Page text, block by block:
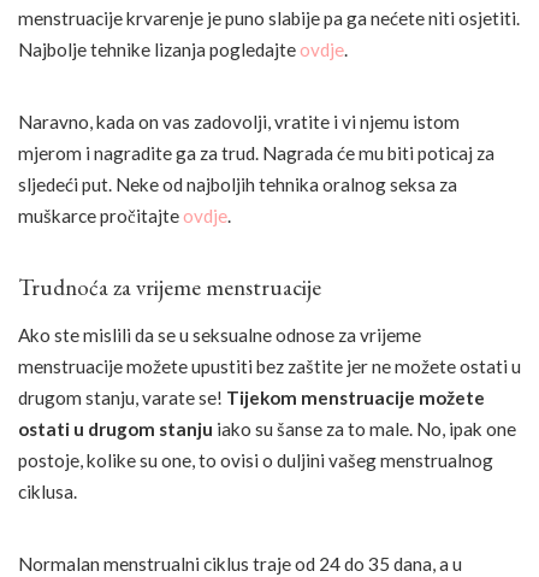
menstruacije krvarenje je puno slabije pa ga nećete niti osjetiti.
Najbolje tehnike lizanja pogledajteovdje.
Naravno, kada on vas zadovolji, vratite i vi njemu istom
mjerom i nagradite ga za trud. Nagrada će mu biti poticaj za
sljedeći put. Neke od najboljih tehnika oralnog seksa za
muškarce pročitajteovdje.
Trudnoća za vrijeme menstruacije
Ako ste mislili da se u seksualne odnose za vrijeme
menstruacije možete upustiti bez zaštite jer ne možete ostati u
drugom stanju, varate se! Tijekom menstruacije možete
ostati u drugom stanju iako su šanse za to male. No, ipak one
postoje, kolike su one, to ovisi o duljini vašeg menstrualnog
ciklusa.
Normalan menstrualni ciklus traje od 24 do 35 dana, a u